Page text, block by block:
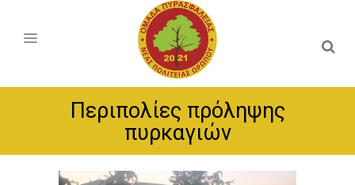
Περιπολίες πρόληψης
πυρκαγιών